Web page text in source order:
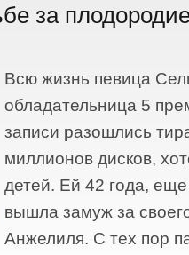
за
Всю жизнь певица
обладательница 5
записи разошлись
миллионов дисков,
детей. Ей 42 года,
вышла замуж за
Анжелиля. С тех пор